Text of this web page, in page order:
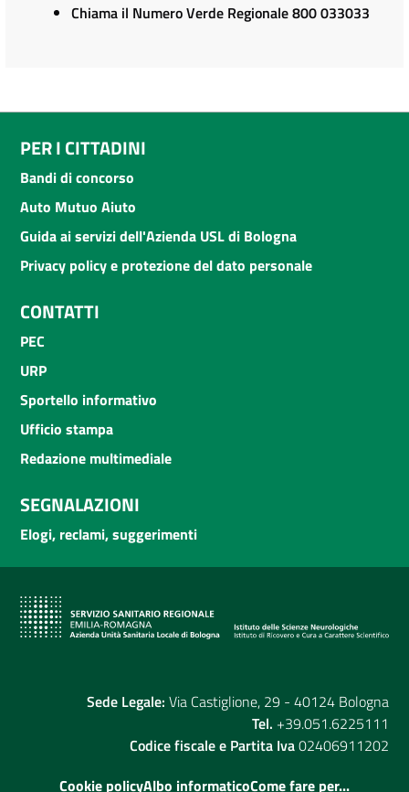
Chiama il Numero Verde Regionale 800 033033
PER I CITTADINI
Bandi di concorso
Auto Mutuo Aiuto
Guida ai servizi dell'Azienda USL di Bologna
Privacy policy e protezione del dato personale
CONTATTI
PEC
URP
Sportello informativo
Ufficio stampa
Redazione multimediale
SEGNALAZIONI
Elogi, reclami, suggerimenti
Sede Legale: Via Castiglione, 29 - 40124 Bologna
Tel. +39.051.6225111
Codice fiscale e Partita Iva02406911202
Cookie policyAlbo informaticoCome fare per...